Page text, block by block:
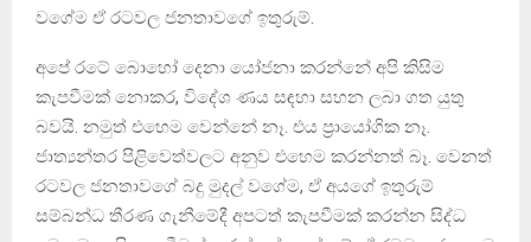
වගේම ඒ රටවල ජනතාවගේ ඉතුරුම්.
අපේ රටේ බොහෝ දෙනා යෝජනා කරන්නේ අපි කිසිම
කැපවීමක් නොකර, විදේශ ණය සඳහා සහන ලබා ගත යුතු
බවයි. නමුත් එහෙම වෙන්නේ නෑ. එය ප්‍රායෝගික නෑ.
ජාත්‍යන්තර පිළිවෙත්වලට අනුව එහෙම කරන්නත් බෑ. වෙනත්
රටවල ජනතාවගේ බදු මුදල් වගේම, ඒ අයගේ ඉතුරුම්
සම්බන්ධ තීරණ ගැනීමේදී අපටත් කැපවීමක් කරන්න සිද්ධ